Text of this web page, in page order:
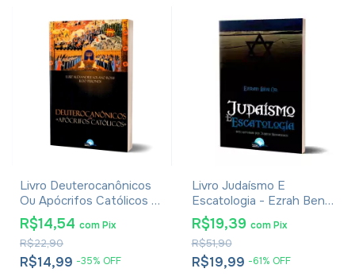
Livro Deuterocanônicos
Ou Apócrifos Católicos -
Luiz Alexandre Solano
Rossi E Ildo Perondi
R$14,99 -35% OFF
R$22,90
R$14,54 comPix
Livro Judaísmo E
Escatologia - Ezrah Ben
Or
R$19,99 -61% OFF
R$51,90
R$19,39 com Pix